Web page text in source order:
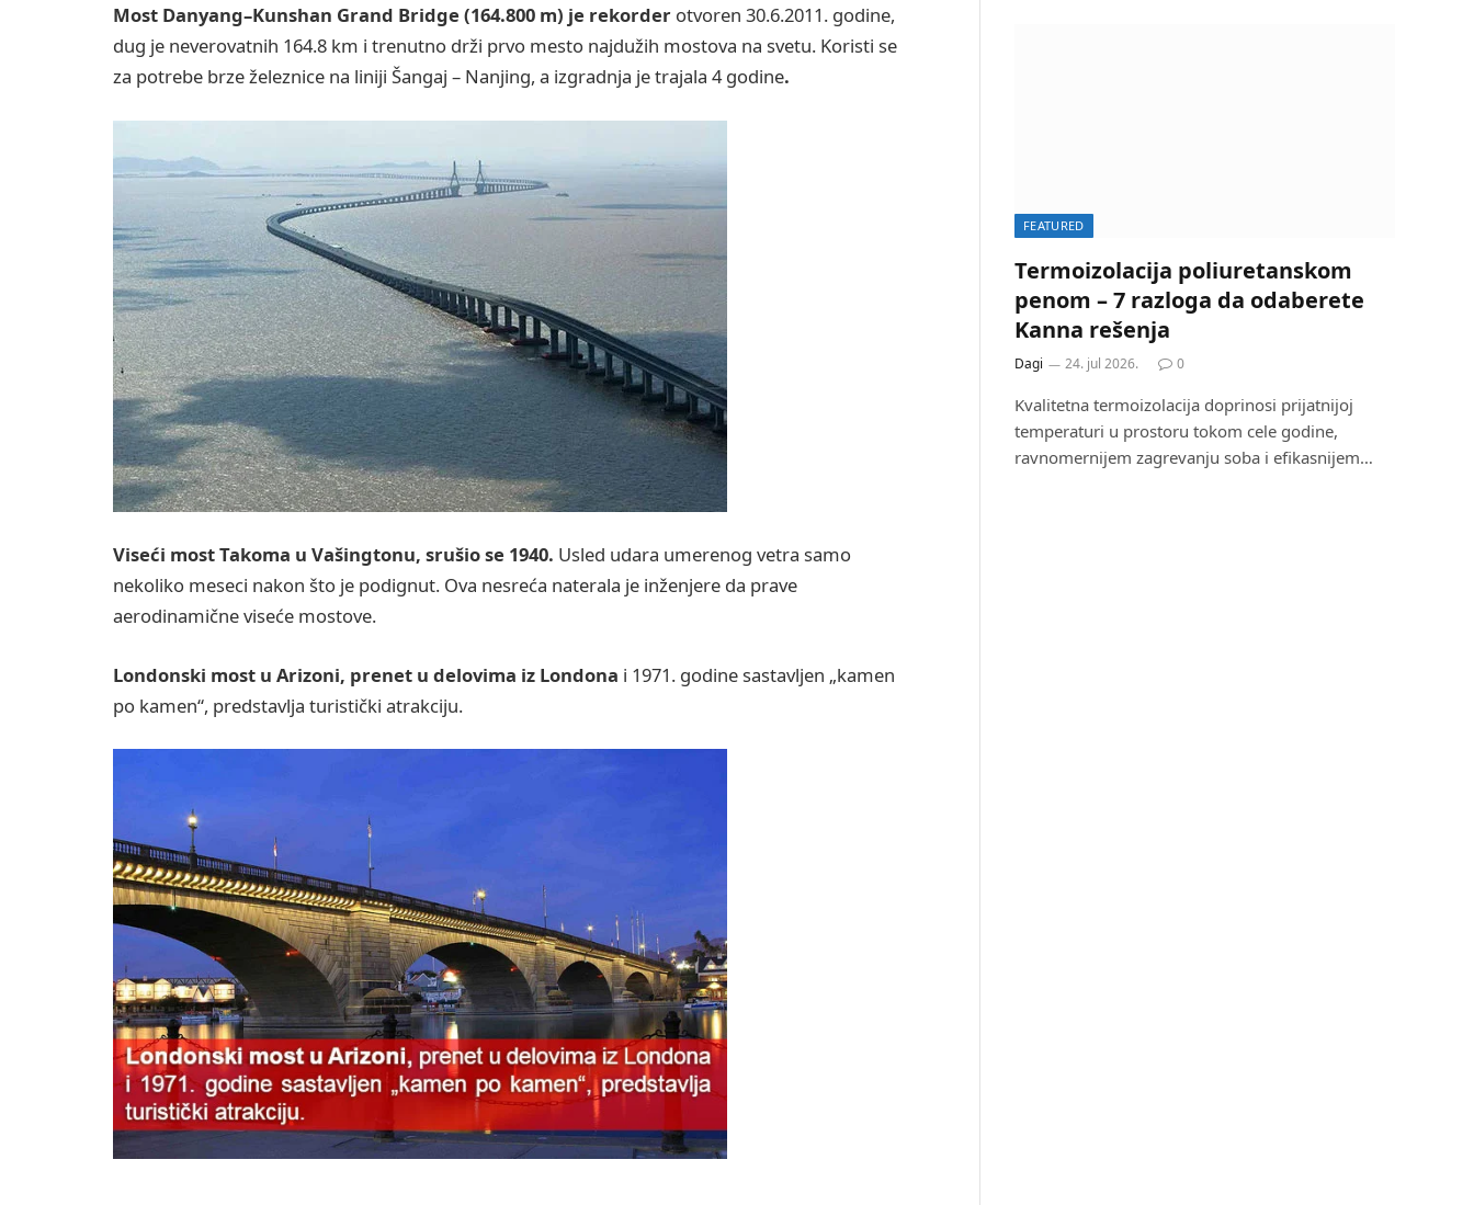
Most Danyang–Kunshan Grand Bridge (164.800 m) je rekorder otvoren 30.6.2011. godine,
dug je neverovatnih 164.8 km i trenutno drži prvo mesto najdužih mostova na svetu. Koristi se
za potrebe brze železnice na liniji Šangaj – Nanjing, a izgradnja je trajala 4 godine.
Viseći most Takoma u Vašingtonu, srušio se 1940. Usled udara umerenog vetra samo
nekoliko meseci nakon što je podignut. Ova nesreća naterala je inženjere da prave
aerodinamične viseće mostove.
Londonski most u Arizoni, prenet u delovima iz Londona i 1971. godine sastavljen „kamen
po kamen“, predstavlja turistički atrakciju.
FEATURED
Termoizolacija poliuretanskom
penom – 7 razloga da odaberete
Kanna rešenja
Dagi 24. jul 2026. 0
Kvalitetna termoizolacija doprinosi prijatnijoj
temperaturi u prostoru tokom cele godine,
ravnomernijem zagrevanju soba i efikasnijem…